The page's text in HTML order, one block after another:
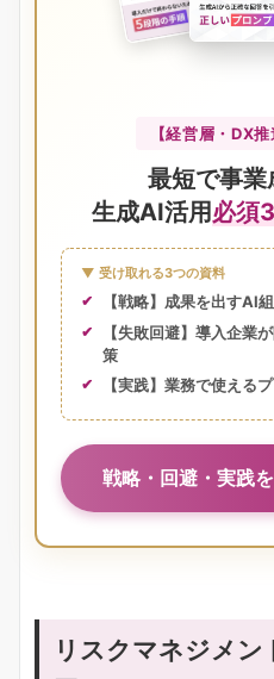
【経営層・DX
最短で事
生成AI活用必須
▼ 受け取れる3つの資料
【戦略】成果を出すAI
【失敗回避】導入企業
策
【実践】業務で使える
戦略・回避・実践
リスクマネジメン